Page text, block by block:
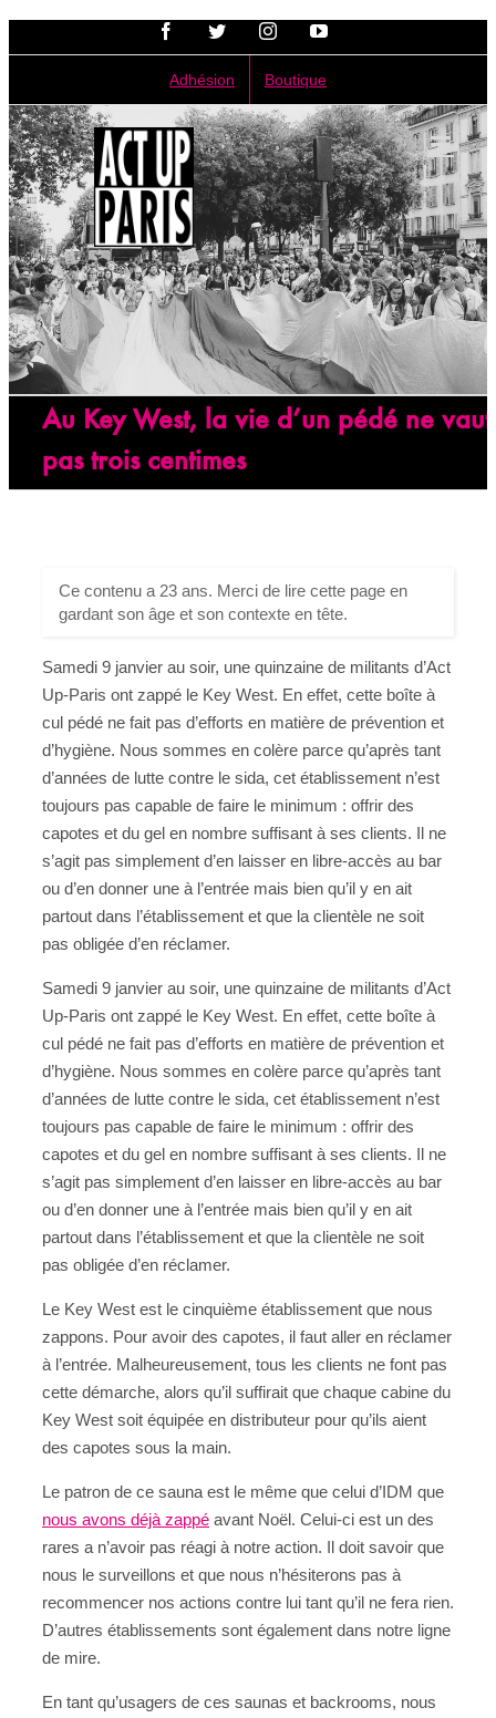
Passer
FacebookTwitterInstagramYouTube
Adhésion Boutique
Au Key West, la vie d’un pédé ne vaut
pas trois centimes
Ce contenu a 23 ans. Merci de lire cette page en
gardant son âge et son contexte en tête.
Samedi 9 janvier au soir, une quinzaine de militants d’Act
Up-Paris ont zappé le Key West. En effet, cette boîte à
cul pédé ne fait pas d’efforts en matière de prévention et
d’hygiène. Nous sommes en colère parce qu’après tant
d’années de lutte contre le sida, cet établissement n’est
toujours pas capable de faire le minimum : offrir des
capotes et du gel en nombre suffisant à ses clients. Il ne
s’agit pas simplement d’en laisser en libre-accès au bar
ou d’en donner une à l’entrée mais bien qu’il y en ait
partout dans l’établissement et que la clientèle ne soit
pas obligée d’en réclamer.
Samedi 9 janvier au soir, une quinzaine de militants d’Act
Up-Paris ont zappé le Key West. En effet, cette boîte à
cul pédé ne fait pas d’efforts en matière de prévention et
d’hygiène. Nous sommes en colère parce qu’après tant
d’années de lutte contre le sida, cet établissement n’est
toujours pas capable de faire le minimum : offrir des
capotes et du gel en nombre suffisant à ses clients. Il ne
s’agit pas simplement d’en laisser en libre-accès au bar
ou d’en donner une à l’entrée mais bien qu’il y en ait
partout dans l’établissement et que la clientèle ne soit
pas obligée d’en réclamer.
Le Key West est le cinquième établissement que nous
zappons. Pour avoir des capotes, il faut aller en réclamer
à l’entrée. Malheureusement, tous les clients ne font pas
cette démarche, alors qu’il suffirait que chaque cabine du
Key West soit équipée en distributeur pour qu’ils aient
des capotes sous la main.
Le patron de ce sauna est le même que celui d’IDM que
nous avons déjà zappé avant Noël. Celui-ci est un des
rares a n’avoir pas réagi à notre action. Il doit savoir que
nous le surveillons et que nous n’hésiterons pas à
recommencer nos actions contre lui tant qu’il ne fera rien.
D’autres établissements sont également dans notre ligne
de mire.
En tant qu’usagers de ces saunas et backrooms, nous